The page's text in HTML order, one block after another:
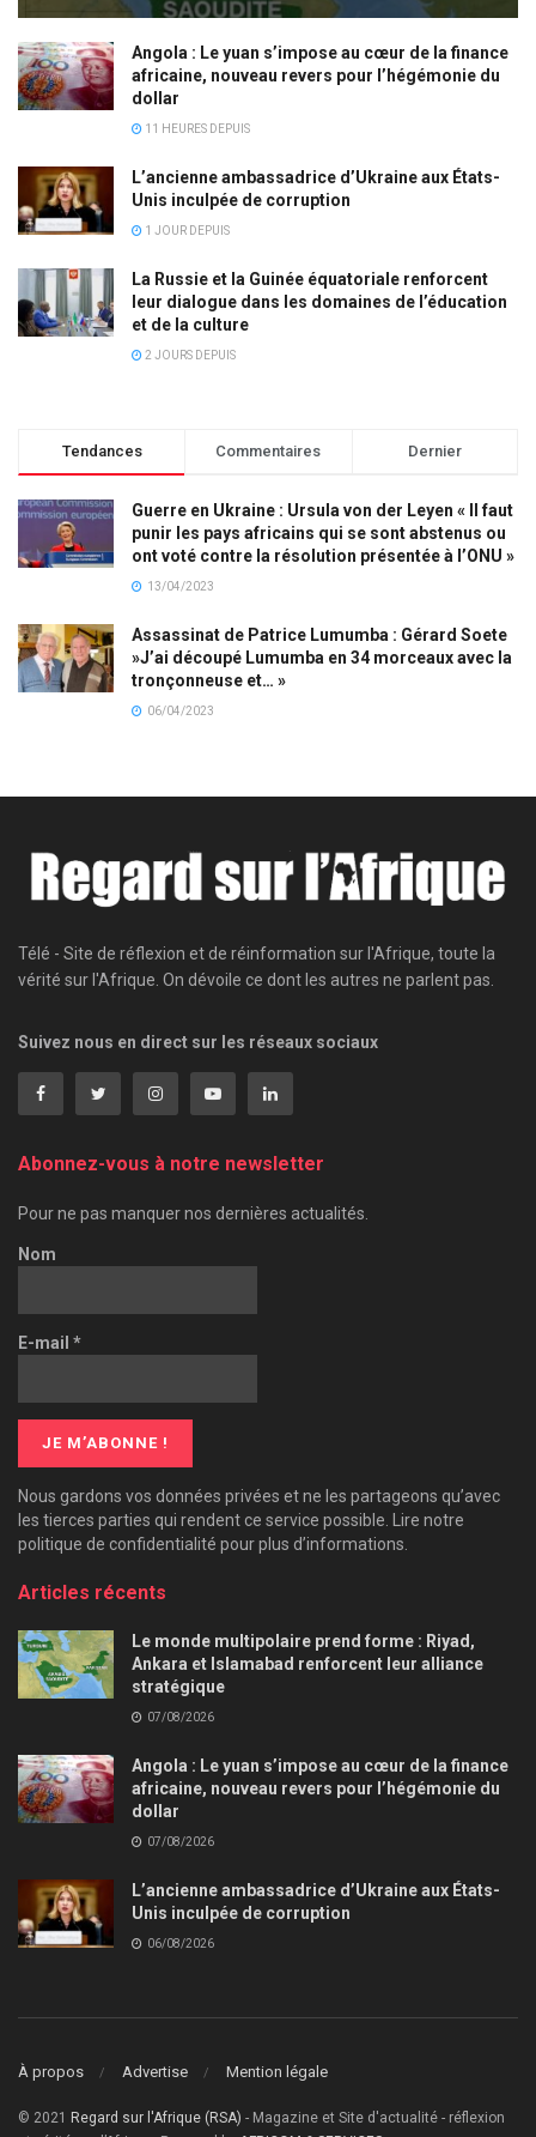
Angola : Le yuan s’impose au cœur de la finance
africaine, nouveau revers pour l’hégémonie du
dollar
11 HEURES DEPUIS
L’ancienne ambassadrice d’Ukraine aux États-
Unis inculpée de corruption
1 JOUR DEPUIS
La Russie et la Guinée équatoriale renforcent
leur dialogue dans les domaines de l’éducation
et de la culture
2 JOURS DEPUIS
Tendances Commentaires Dernier
Guerre en Ukraine : Ursula von der Leyen « Il faut
punir les pays africains qui se sont abstenus ou
ont voté contre la résolution présentée à l’ONU »
13/04/2023
Assassinat de Patrice Lumumba : Gérard Soete
»J’ai découpé Lumumba en 34 morceaux avec la
tronçonneuse et… »
06/04/2023
Télé - Site de réflexion et de réinformation sur l'Afrique, toute la
vérité sur l'Afrique. On dévoile ce dont les autres ne parlent pas.
Suivez nous en direct sur les réseaux sociaux
Abonnez-vous à notre newsletter
Pour ne pas manquer nos dernières actualités.
Nom
E-mail *
Nous gardons vos données privées et ne les partageons qu’avec
les tierces parties qui rendent ce service possible. Lire notre
politique de confidentialité pour plus d’informations.
Articles récents
Le monde multipolaire prend forme : Riyad,
Ankara et Islamabad renforcent leur alliance
stratégique
07/08/2026
Angola : Le yuan s’impose au cœur de la finance
africaine, nouveau revers pour l’hégémonie du
dollar
07/08/2026
L’ancienne ambassadrice d’Ukraine aux États-
Unis inculpée de corruption
06/08/2026
À propos Advertise Mention légale
© 2021 Regard sur l'Afrique (RSA) - Magazine et Site d'actualité - réflexion